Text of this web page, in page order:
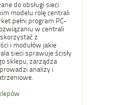
do obsługi sieci
modelu rolę centrali
pełni program PC-
w centrali
z
i modułów jakie
sieci sprawuje ścisły
sklepu, zarządza
analizy i